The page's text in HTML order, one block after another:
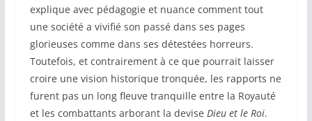
explique avec pédagogie et nuance comment tout
une société a vivifié son passé dans ses pages
glorieuses comme dans ses détestées horreurs.
Toutefois, et contrairement à ce que pourrait laisser
croire une vision historique tronquée, les rapports ne
furent pas un long fleuve tranquille entre la Royauté
et les combattants arborant la devise Dieu et le Roi.